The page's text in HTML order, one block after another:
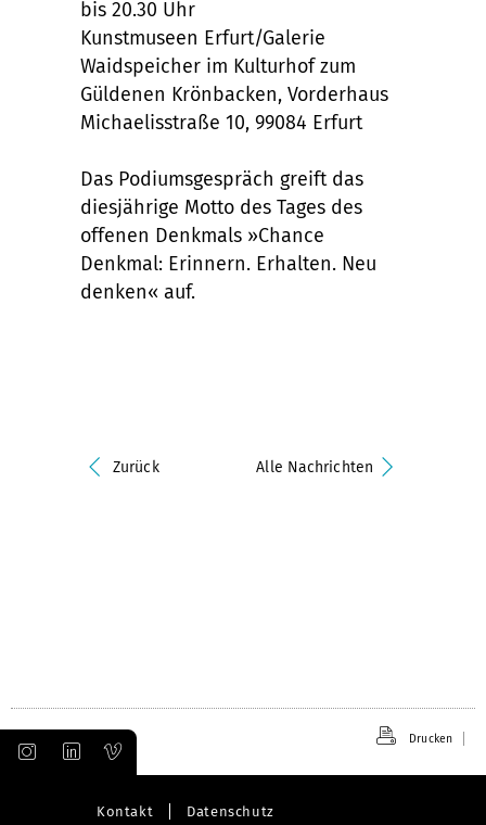
bis 20.30 Uhr
Kunstmuseen Erfurt/Galerie
Waidspeicher im Kulturhof zum
Güldenen Krönbacken, Vorderhaus
Michaelisstraße 10, 99084 Erfurt
Das Podiumsgespräch greift das
diesjährige Motto des Tages des
offenen Denkmals »Chance
Denkmal: Erinnern. Erhalten. Neu
denken« auf.
Zurück Alle Nachrichten
Drucken
Kontakt Datenschutz